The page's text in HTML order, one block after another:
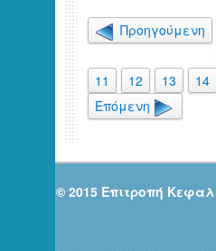
Προηγούμενη
11
12 13
14
Επόμενη
© 2015 Επιτροπή